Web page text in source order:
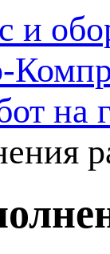
и
на